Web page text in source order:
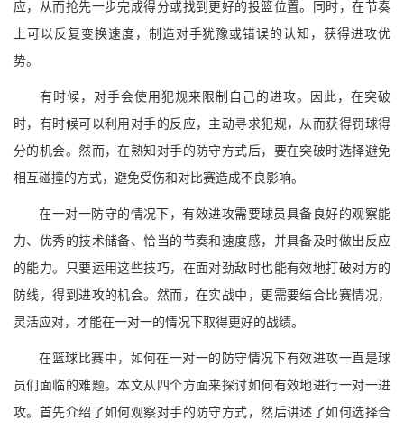
应，从而抢先一步完成得分或找到更好的投篮位置。同时，在节奏
上可以反复变换速度，制造对手犹豫或错误的认知，获得进攻优
势。
有时候，对手会使用犯规来限制自己的进攻。因此，在突破
时，有时候可以利用对手的反应，主动寻求犯规，从而获得罚球得
分的机会。然而，在熟知对手的防守方式后，要在突破时选择避免
相互碰撞的方式，避免受伤和对比赛造成不良影响。
在一对一防守的情况下，有效进攻需要球员具备良好的观察能
力、优秀的技术储备、恰当的节奏和速度感，并具备及时做出反应
的能力。只要运用这些技巧，在面对劲敌时也能有效地打破对方的
防线，得到进攻的机会。然而，在实战中，更需要结合比赛情况，
灵活应对，才能在一对一的情况下取得更好的战绩。
在篮球比赛中，如何在一对一的防守情况下有效进攻一直是球
员们面临的难题。本文从四个方面来探讨如何有效地进行一对一进
攻。首先介绍了如何观察对手的防守方式，然后讲述了如何选择合